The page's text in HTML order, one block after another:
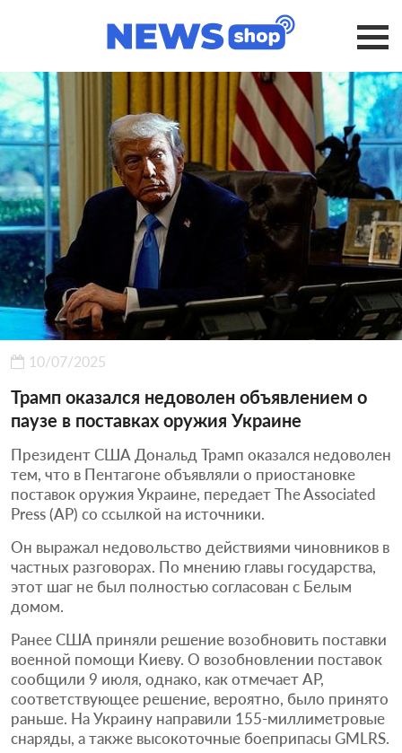
10/07/2025
Трамп оказался недоволен объявлением о
паузе в поставках оружия Украине
Президент США Дональд Трамп оказался недоволен
тем, что в Пентагоне объявляли о приостановке
поставок оружия Украине, передает The Associated
Press (AP) со ссылкой на источники.
Он выражал недовольство действиями чиновников в
частных разговорах. По мнению главы государства,
этот шаг не был полностью согласован с Белым
домом.
Ранее США приняли решение возобновить поставки
военной помощи Киеву. О возобновлении поставок
сообщили 9 июля, однако, как отмечает AP,
соответствующее решение, вероятно, было принято
раньше. На Украину направили 155-миллиметровые
снаряды, а также высокоточные боеприпасы GMLRS.